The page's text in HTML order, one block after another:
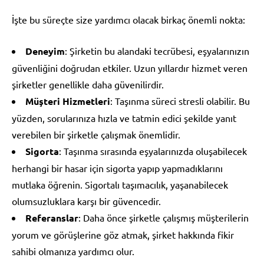
İşte bu süreçte size yardımcı olacak birkaç önemli nokta:
Deneyim: Şirketin bu alandaki tecrübesi, eşyalarınızın
güvenliğini doğrudan etkiler. Uzun yıllardır hizmet veren
şirketler genellikle daha güvenilirdir.
Müşteri Hizmetleri: Taşınma süreci stresli olabilir. Bu
yüzden, sorularınıza hızla ve tatmin edici şekilde yanıt
verebilen bir şirketle çalışmak önemlidir.
Sigorta: Taşınma sırasında eşyalarınızda oluşabilecek
herhangi bir hasar için sigorta yapıp yapmadıklarını
mutlaka öğrenin. Sigortalı taşımacılık, yaşanabilecek
olumsuzluklara karşı bir güvencedir.
Referanslar: Daha önce şirketle çalışmış müşterilerin
yorum ve görüşlerine göz atmak, şirket hakkında fikir
sahibi olmanıza yardımcı olur.